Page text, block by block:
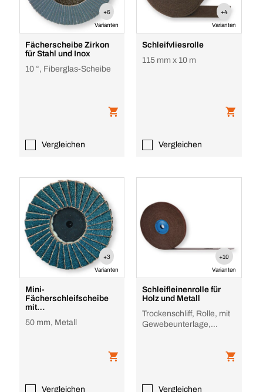
+6
Varianten
Fächerscheibe Zirkon
für Stahl und Inox
10 °, Fiberglas-Scheibe
Vergleichen
+4
Varianten
Schleifvliesrolle
115 mm x 10 m
Vergleichen
+3
Varianten
Mini-
Fächerschleifscheibe
mit
50 mm, Metall
Vergleichen
+10
Varianten
Schleifleinenrolle für
Holz und Metall
Trockenschliff, Rolle, mit
Gewebeunterlage,
Vergleichen